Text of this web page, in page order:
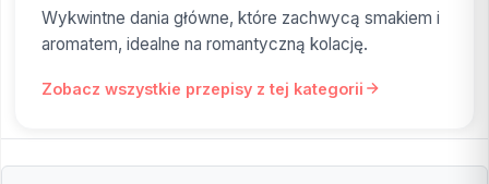
Wykwintne dania główne, które zachwycą smakiem i
aromatem, idealne na romantyczną kolację.
Zobacz wszystkie przepisy z tej kategorii